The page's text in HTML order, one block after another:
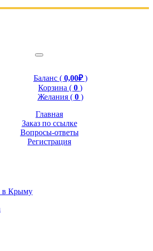
Баланс ( 0,00₽)
Корзина ( 0 )
Желания ( 0 )
Главная
Заказ по ссылке
Вопросы-ответы
Регистрация
в Крыму